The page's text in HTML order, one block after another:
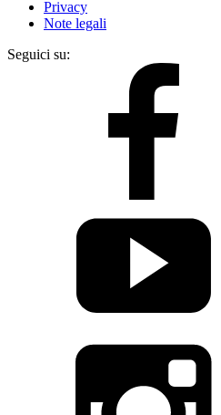
Privacy
Note legali
Seguici su: